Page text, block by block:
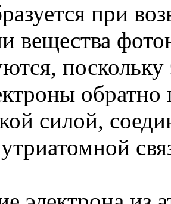
при
вещества
обратно
силой,